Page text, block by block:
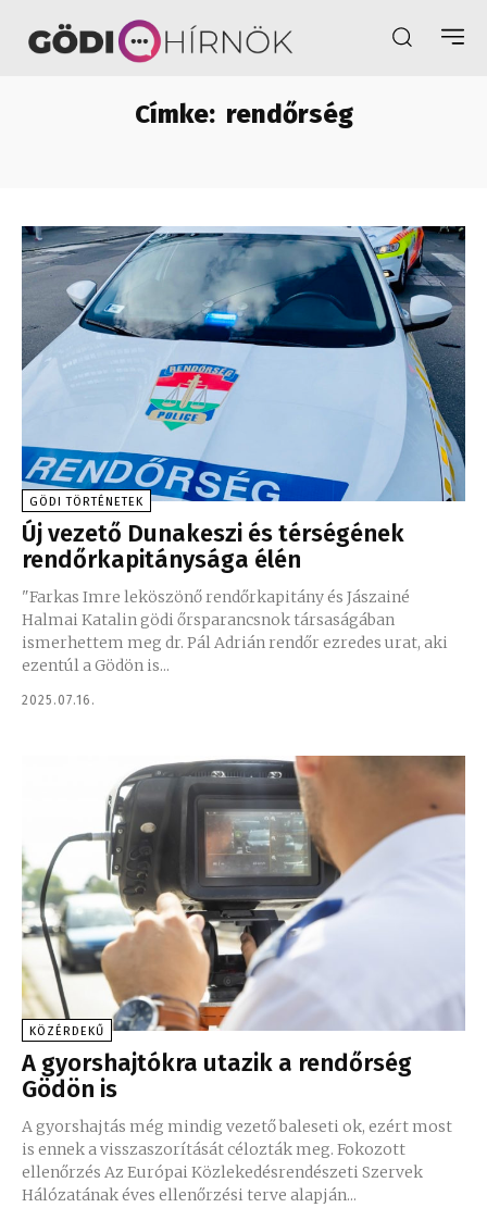
Címke: rendőrség
GÖDI TÖRTÉNETEK
Új vezető Dunakeszi és térségének
rendőrkapitánysága élén
"Farkas Imre leköszönő rendőrkapitány és Jászainé
Halmai Katalin gödi őrsparancsnok társaságában
ismerhettem meg dr. Pál Adrián rendőr ezredes urat, aki
ezentúl a Gödön is...
2025.07.16.
KÖZÉRDEKŰ
A gyorshajtókra utazik a rendőrség
Gödön is
A gyorshajtás még mindig vezető baleseti ok, ezért most
is ennek a visszaszorítását célozták meg. Fokozott
ellenőrzés Az Európai Közlekedésrendészeti Szervek
Hálózatának éves ellenőrzési terve alapján...